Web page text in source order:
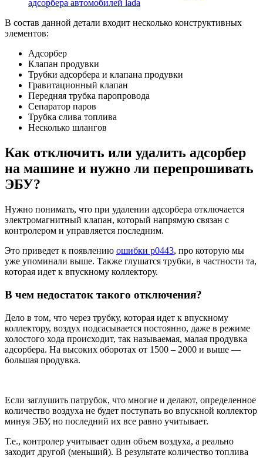
адсорбера автомобилей lada
В состав данной детали входит несколько конструктивных
элементов:
Адсорбер
Клапан продувки
Трубки адсорбера и клапана продувки
Гравитационный клапан
Передняя трубка паропровода
Сепаратор паров
Трубка слива топлива
Несколько шлангов
Как отключить или удалить адсорбер
на машине и нужно ли перепрошивать
ЭБУ?
Нужно понимать, что при удалении адсорбера отключается
электромагнитный клапан, который напрямую связан с
контролером и управляется последним.
Это приведет к появлению ошибки p0443, про которую мы
уже упоминали выше. Также глушатся трубки, в частности та,
которая идет к впускному коллектору.
В чем недостаток такого отключения?
Дело в том, что через трубку, которая идет к впускному
коллектору, воздух подсасывается постоянно, даже в режиме
холостого хода происходит, так называемая, малая продувка
адсорбера. На высоких оборотах от 1500 – 2000 и выше —
большая продувка.
Если заглушить патрубок, что многие и делают, определенное
количество воздуха не будет поступать во впускной коллектор
минуя ЭБУ, но последний их все равно учитывает.
Т.е., контролер учитывает один объем воздуха, а реально
заходит другой (меньший). В результате количество топлива